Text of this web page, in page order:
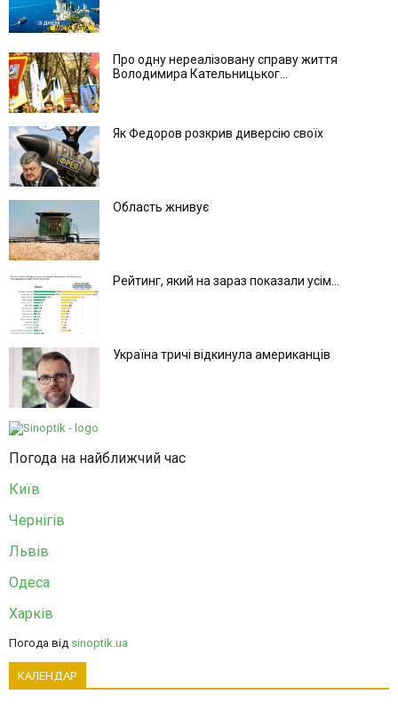
Про одну нереалізовану справу життя
Володимира Кательницьког...
Як Федоров розкрив диверсію своїх
Область жнивує
Рейтинг, який на зараз показали усім...
Україна тричі відкинула американців
Погода на найближчий час
Київ
Чернігів
Львів
Одеса
Харків
Погода від sinoptik.ua
КАЛЕНДАР